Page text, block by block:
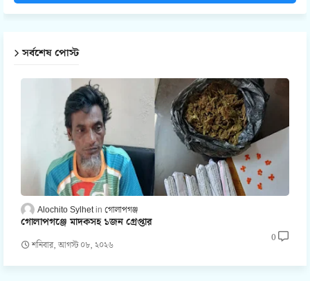
সর্বশেষ পোস্ট
Alochito Sylhet গোলাপগঞ্জ
গোলাপগঞ্জে মাদকসহ ১জন গ্রেপ্তার
শনিবার, আগস্ট ০৮, ২০২৬
0